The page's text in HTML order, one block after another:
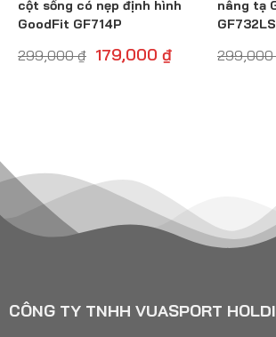
cột sống có nẹp định hình
GoodFit GF714P
299,000₫ 179,000 ₫
nâng tạ
GF732LS
299,000
CÔNG TY TNHH VUASPORT